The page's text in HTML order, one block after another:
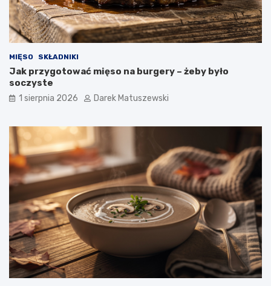
MIĘSO SKŁADNIKI
Jak przygotować mięso na burgery – żeby było
soczyste
1 sierpnia 2026 Darek Matuszewski